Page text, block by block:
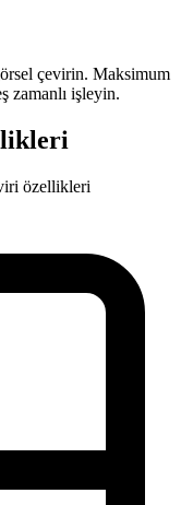
çevirin. Maksimum
zamanlı işleyin.
özellikleri